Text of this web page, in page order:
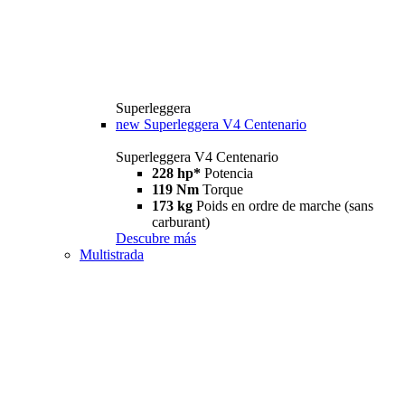
Superleggera
new Superleggera V4 Centenario
Superleggera V4 Centenario
228 hp* Potencia
119 Nm Torque
173 kg Poids en ordre de marche (sans
carburant)
Descubre más
Multistrada